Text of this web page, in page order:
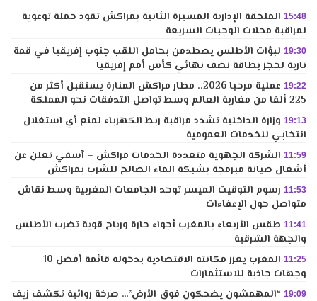
15:48 الملحقة الإدارية المسيرة الثانية بمراكش تقود حملة توعوية
لمراقبة محلات الوجبات السريعة
19:30 لبؤات الأطلس يصطدمن بحامل اللقب جنوب إفريقيا في قمة
نارية لحجز بطاقة نصف نهائي كأس أمم إفريقيا
19:22
عملية مرحبا 2026.. مطار مراكش المنارة يستقبل أكثر من
225 ألفا من مغاربة العالم وسط تواصل التدفقات نحو المملكة
19:13 وزارة الداخلية تشدد مراقبة ربط الكهرباء لمنع أي استغلال
انتخابي للخدمات العمومية
11:59 الشركة الجهوية متعددة الخدمات مراكش – آسفي تعلن عن
أشغال صيانة مبرمجة بشبكة الماء الصالح للشرب بمراكش
11:53 رسوم التوقيت الميسر توحد الجامعات المغربية وسط نقاش
متواصل حول الإعفاءات
11:41 طقس الأربعاء بالمغرب أجواء حارة ورياح قوية تضرب الأطلس
والجهة الشرقية
11:25
المغرب يعزز مكانته الاقتصادية بدخوله قائمة أفضل 10
وجهات جاذبة للاستثمارات
19:09 “المهمشون يضحكون فوق الأرض”… صرخة روائية تكشف زيف